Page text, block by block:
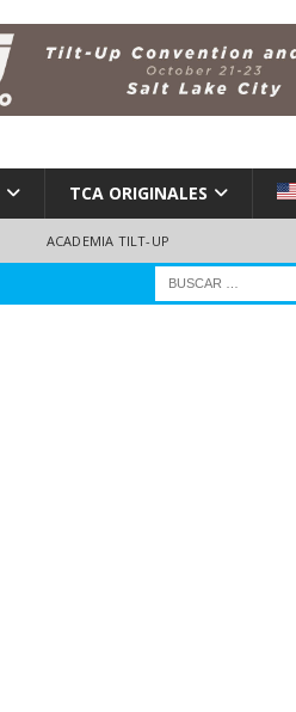
TCA ORIGINALES
ACADEMIA TILT-UP